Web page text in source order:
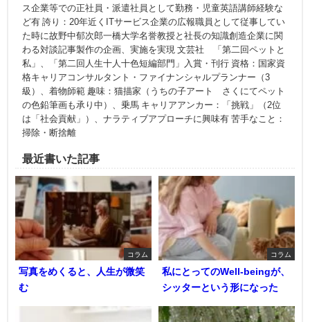
ス企業等での正社員・派遣社員として勤務・児童英語講師経験な
ど有 誇り：20年近くITサービス企業の広報職員として従事してい
た時に故野中郁次郎一橋大学名誉教授と社長の知識創造企業に関
わる対談記事製作の企画、実施を実現 文芸社 「第二回ペットと
私」、「第二回人生十人十色短編部門」入賞・刊行 資格：国家資
格キャリアコンサルタント・ファイナンシャルプランナー（3
級）、着物師範 趣味：猫描家（うちの子アート さくにてペット
の色鉛筆画も承り中）、乗馬 キャリアアンカー：「挑戦」（2位
は「社会貢献」）、ナラティブアプローチに興味有 苦手なこと：
掃除・断捨離
最近書いた記事
コラム
写真をめくると、人生が微笑
む
コラム
私にとってのWell-beingが、
シッターという形になった